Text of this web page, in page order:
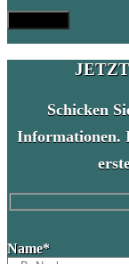
Schicken
Informationen.
leave
Name*